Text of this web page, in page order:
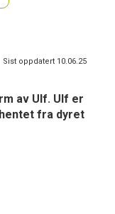
Sist oppdatert 10.06.25
av Ulf. Ulf er
fra dyret